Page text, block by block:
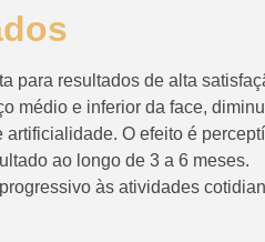
para resultados de alta
médio e inferior da face,
O efeito é
ao longo de 3 a 6 meses.
às atividades